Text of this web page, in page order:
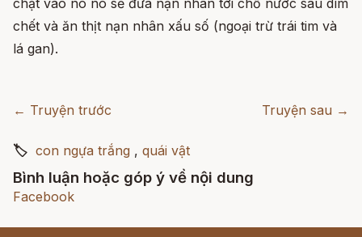
chặt vào nó nó sẽ đưa nạn nhân tới chỗ nước sâu dìm
chết và ăn thịt nạn nhân xấu số (ngoại trừ trái tim và
lá gan).
← Truyện trước Truyện sau →
🏷 con ngựa trắng , quái vật
Bình luận hoặc góp ý về nội dung
Facebook